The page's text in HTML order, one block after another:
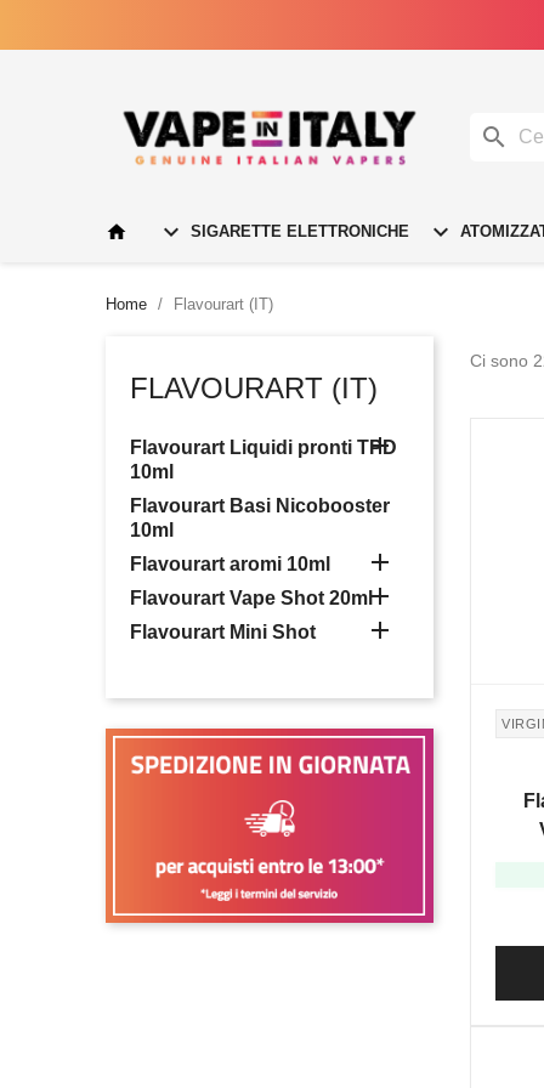

  SIGARETTE ELETTRONICHE 
Home Flavourart (IT)
FLAVOURART (IT)
Flavourart Liquidi pronti TPD
10ml

Flavourart Basi Nicobooster
10ml
Flavourart aromi 10ml

Flavourart Vape Shot 20ml
Flavourart Mini Shot 
Ci sono